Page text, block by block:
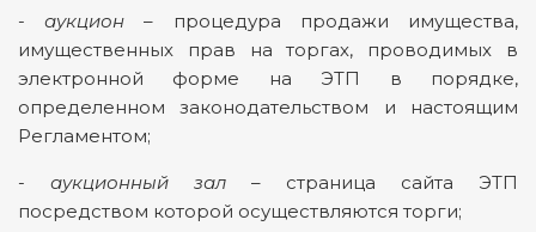
-аукцион – процедура продажи имущества,
имущественных прав на торгах, проводимых в
электронной форме на ЭТП в порядке,
определенном законодательством и настоящим
Регламентом;
- аукционный зал – страница сайта ЭТП
посредством которой осуществляются торги;